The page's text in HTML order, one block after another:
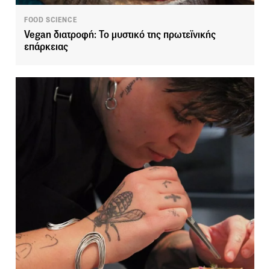
FOOD SCIENCE
Vegan διατροφή: Το μυστικό της πρωτεϊνικής
επάρκειας